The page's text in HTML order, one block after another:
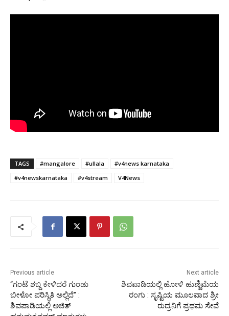
TAGS #mangalore #ullala
#v4news karnataka
#v4newskarnataka
#v4stream V4News
Previous article
“ಗಂಟೆ ಶಬ್ದ ಕೇಳಿದರೆ ಗುಂಡು
ಬೀಳೋ ಪರಿಸ್ಥಿತಿ ಅಲ್ಲಿದೆ” :
ಶಿವಪಾಡಿಯಲ್ಲಿ ಅಜಿತ್
Next article
ಶಿವಪಾಡಿಯಲ್ಲಿ ಹೋಳಿ ಹುಣ್ಣಿಮೆಯ
ರಂಗು : ಸೃಷ್ಟಿಯ ಮೂಲವಾದ ಶ್ರೀ
ರುದ್ರನಿಗೆ ಪ್ರಥಮ ಸೇವೆ